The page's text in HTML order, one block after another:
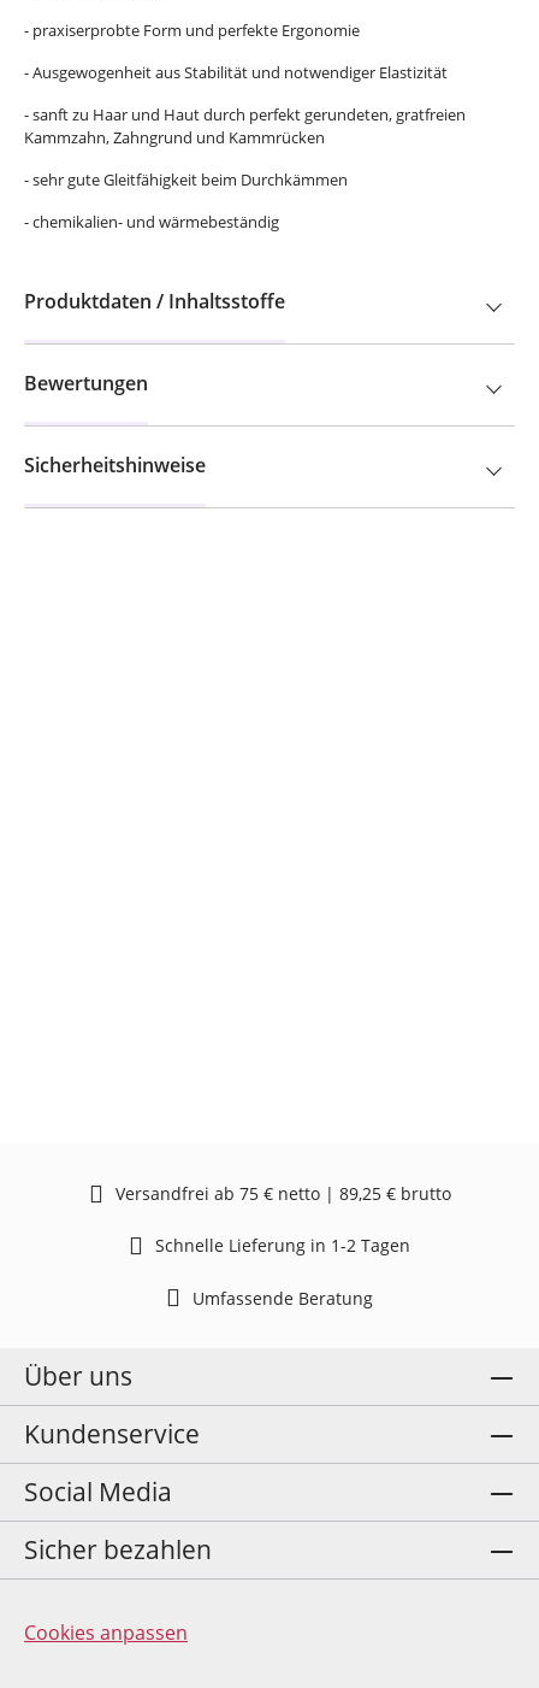
- praxiserprobte Form und perfekte Ergonomie
- Ausgewogenheit aus Stabilität und notwendiger Elastizität
- sanft zu Haar und Haut durch perfekt gerundeten, gratfreien
Kammzahn, Zahngrund und Kammrücken
- sehr gute Gleitfähigkeit beim Durchkämmen
- chemikalien- und wärmebeständig
Produktdaten / Inhaltsstoffe
Bewertungen
Sicherheitshinweise
Versandfrei ab 75 € netto | 89,25 € brutto
Schnelle Lieferung in 1-2 Tagen
Umfassende Beratung
Über uns
Kundenservice
Social Media
Sicher bezahlen
Cookies anpassen